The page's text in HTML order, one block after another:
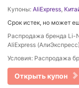
Купоны: AliExpress,
Срок истек, но может
Распродажа бренда Li-
AliExpress
Условия: Распродажа
Открыть купон